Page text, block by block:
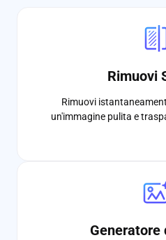
Rimuovi
Rimuovi
un'immagine pulita e
Generatore